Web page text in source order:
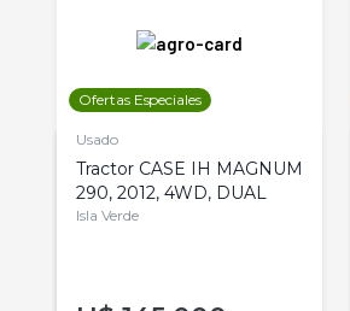
Ofertas Especiales
Usado
Tractor CASE IH MAGNUM
290, 2012, 4WD, DUAL
Isla Verde